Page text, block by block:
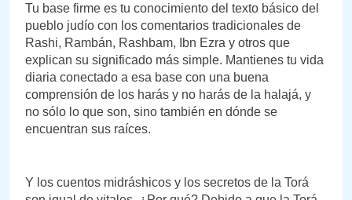
Tu base firme es tu conocimiento del texto básico del
pueblo judío con los comentarios tradicionales de
Rashi, Rambán, Rashbam, Ibn Ezra y otros que
explican su significado más simple. Mantienes tu vida
diaria conectado a esa base con una buena
comprensión de los harás y no harás de la halajá, y
no sólo lo que son, sino también en dónde se
encuentran sus raíces.
Y los cuentos midráshicos y los secretos de la Torá